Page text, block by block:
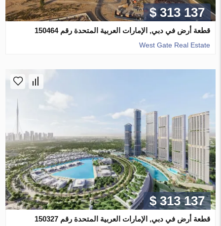
$ 313 137
قطعة أرض في دبي, الإمارات العربية المتحدة رقم 150464
West Gate Real Estate
$ 313 137
قطعة أرض في دبي, الإمارات العربية المتحدة رقم 150327